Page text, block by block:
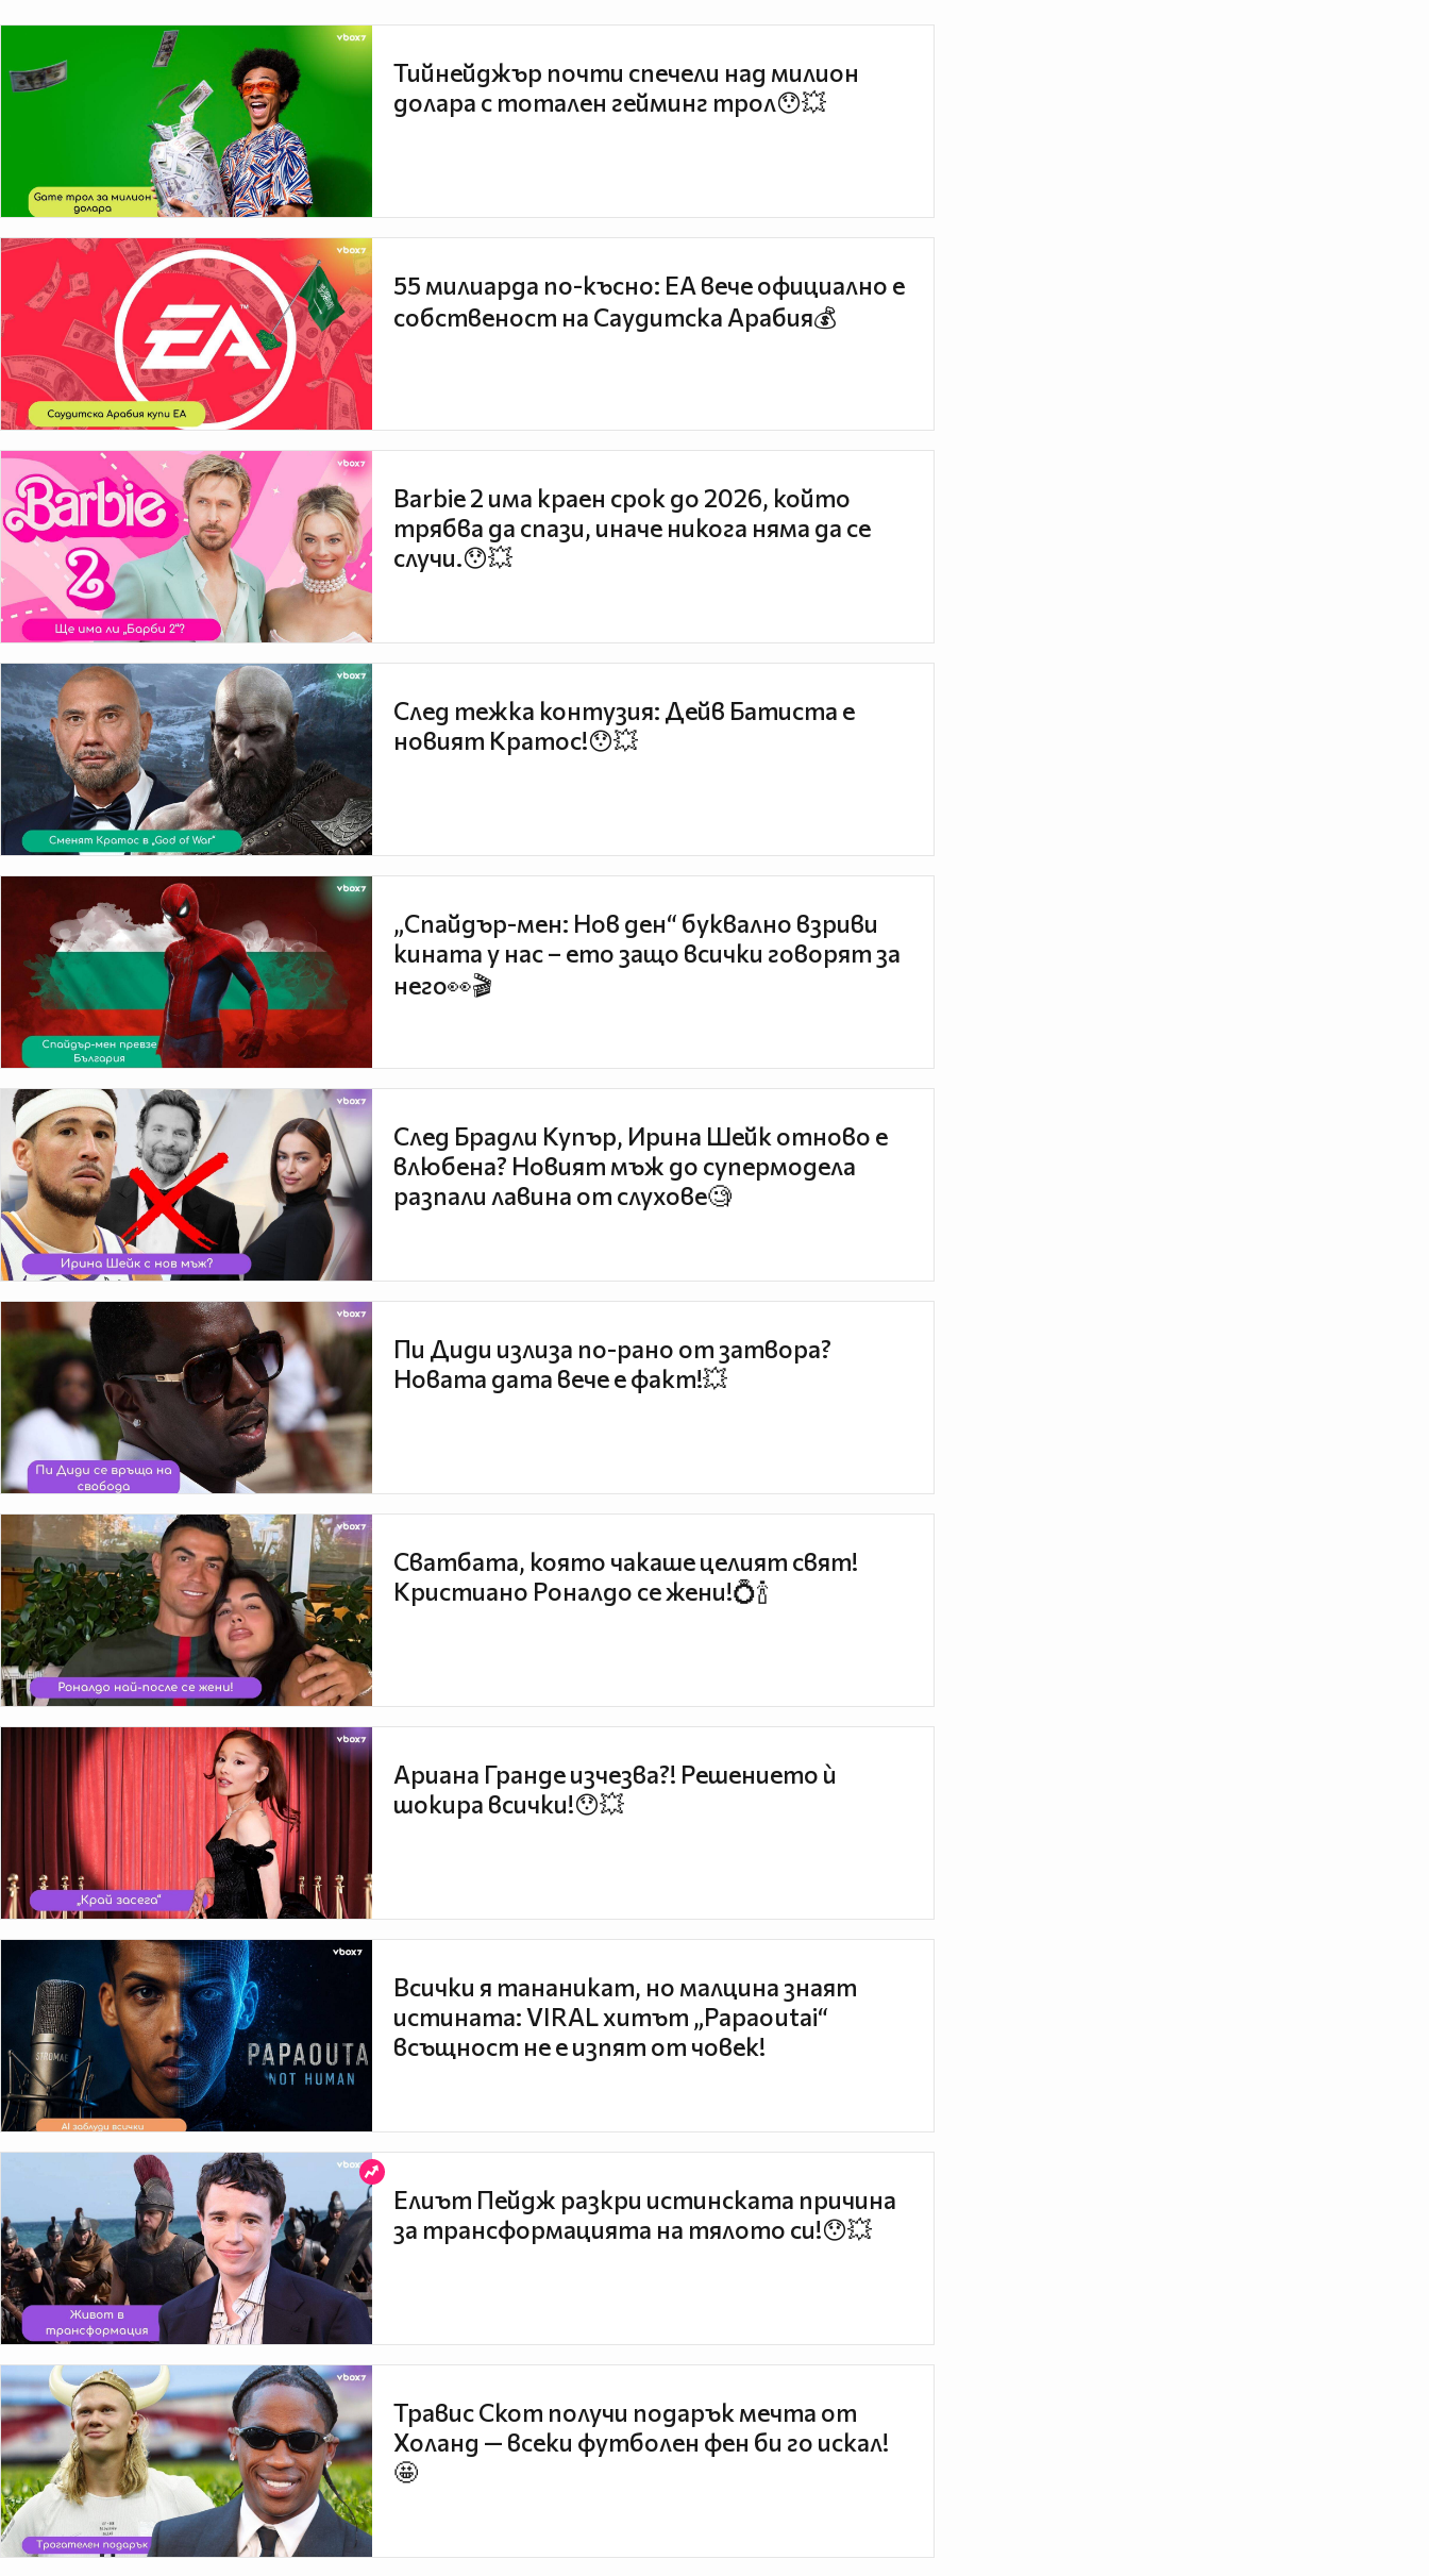
Тийнейджър почти спечели над милион
долара с тотален гейминг трол😯💥
55 милиарда по-късно: EA вече официално е
собственост на Саудитска Арабия💰
Barbie 2 има краен срок до 2026, който
трябва да спази, иначе никога няма да се
случи.😯💥
След тежка контузия: Дейв Батиста е
новият Кратос!😯💥
„Спайдър-мен: Нов ден“ буквално взриви
кината у нас – ето защо всички говорят за
него👀🎬
След Брадли Купър, Ирина Шейк отново е
влюбена? Новият мъж до супермодела
разпали лавина от слухове🧐
Пи Диди излиза по-рано от затвора?
Новата дата вече е факт!💥
Сватбата, която чакаше целият свят!
Кристиано Роналдо се жени!💍🍾
Ариана Гранде изчезва?! Решението ѝ
шокира всички!😯💥
Всички я тананикат, но малцина знаят
истината: VIRAL хитът „Papaoutai“
всъщност не е изпят от човек!
Елиът Пейдж разкри истинската причина
за трансформацията на тялото си!😯💥
Травис Скот получи подарък мечта от
Холанд — всеки футболен фен би го искал!
🤩